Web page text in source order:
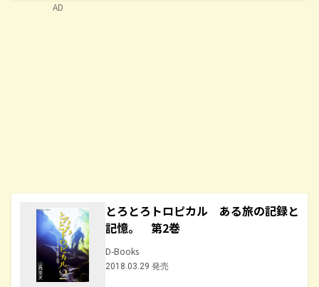
とろとろトロピカル ある旅の記録と
記憶。 第2巻
D-Books
2018.03.29 発売
AD